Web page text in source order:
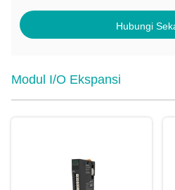
Hubungi
Modul I/O Ekspansi